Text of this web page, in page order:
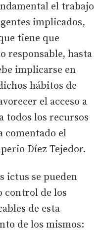
el trabajo
implicados,
tiene que
responsable, hasta
implicarse en
hábitos de
el acceso a
todos los recursos
comentado el
Díez Tejedor.
ictus se pueden
control de los
de esta
de los mismos: